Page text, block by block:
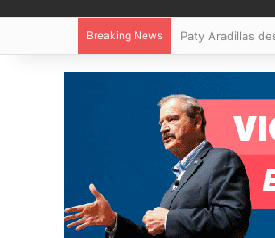
Breaking News Villa de Pozos